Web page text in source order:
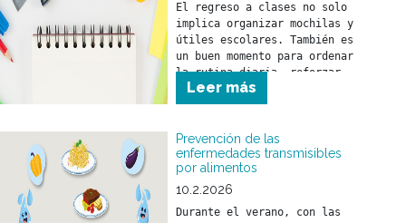
El regreso a clases no solo
implica organizar mochilas y
útiles escolares. También es
un buen momento para ordenar
la rutina diaria, reforzar
hábitos saludables y realizar
los controles de salud
Leer más
Prevención de las
enfermedades transmisibles
por alimentos
10.2.2026
Durante el verano, con las